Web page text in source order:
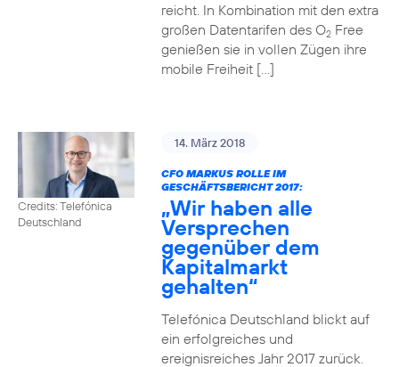
reicht. In Kombination mit den extra
großen Datentarifen des O2Free
genießen sie in vollen Zügen ihre
mobile Freiheit […]
Credits: Telefónica
Deutschland
14. März 2018
CFO MARKUS ROLLE IM
GESCHÄFTSBERICHT 2017:
„Wir haben alle
Versprechen
gegenüber dem
Kapitalmarkt
gehalten“
Telefónica Deutschland blickt auf
ein erfolgreiches und
ereignisreiches Jahr 2017 zurück.